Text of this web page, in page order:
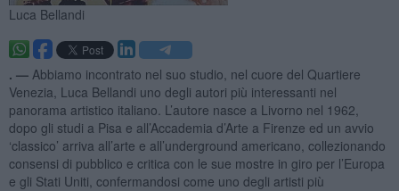
Luca Bellandi
. — Abbiamo incontrato nel suo studio, nel cuore del Quartiere
Venezia, Luca Bellandi uno degli autori più interessanti nel
panorama artistico italiano. L’autore nasce a Livorno nel 1962,
dopo gli studi a Pisa e all’Accademia d’Arte a Firenze ed un avvio
‘classico’ arriva all’arte e all’underground americano, collezionando
consensi di pubblico e critica con le sue mostre in giro per l’Europa
e gli Stati Uniti, confermandosi come uno degli artisti più